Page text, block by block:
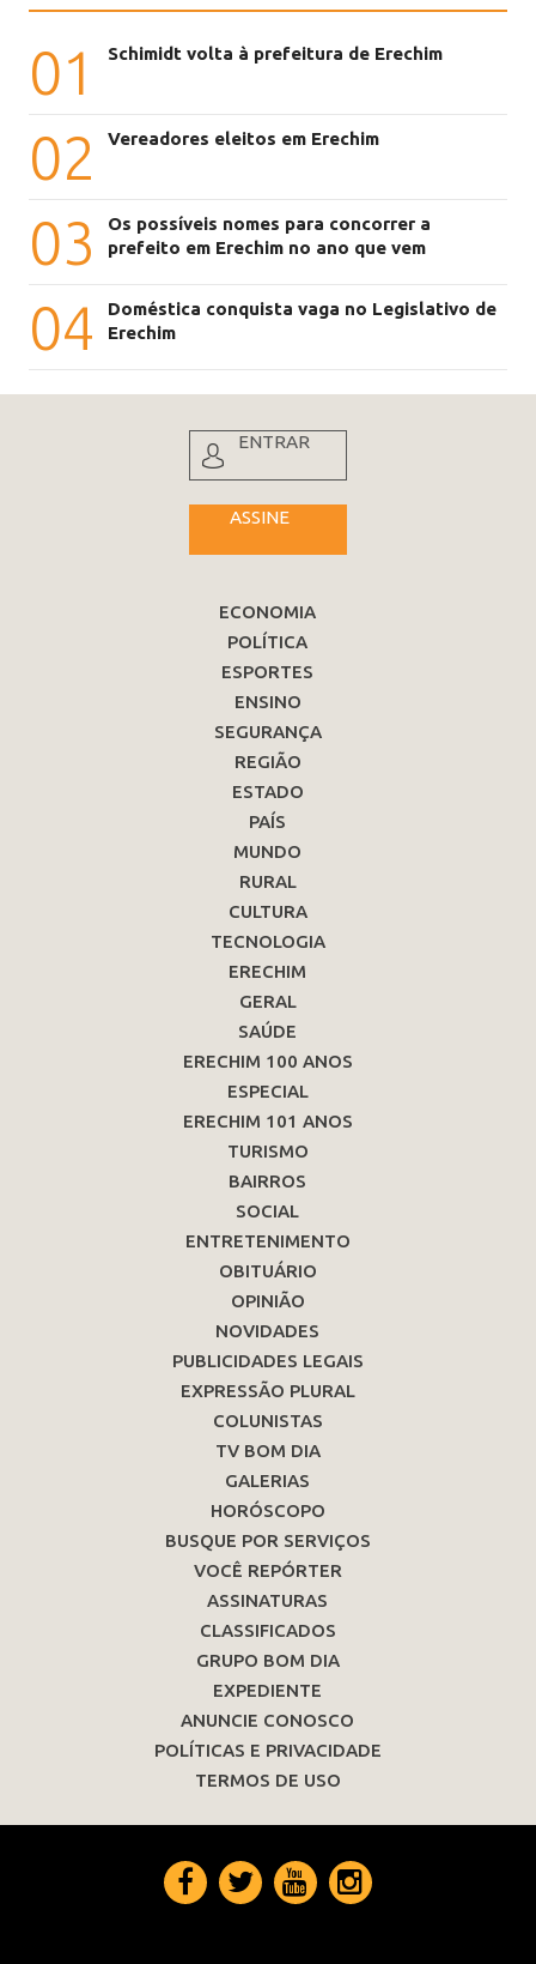
01 Schimidt volta à prefeitura de Erechim
02 Vereadores eleitos em Erechim
03
Os possíveis nomes para concorrer a
prefeito em Erechim no ano que vem
04
Doméstica conquista vaga no Legislativo de
Erechim
ENTRAR
ASSINE
ECONOMIA
POLÍTICA
ESPORTES
ENSINO
SEGURANÇA
REGIÃO
ESTADO
PAÍS
MUNDO
RURAL
CULTURA
TECNOLOGIA
ERECHIM
GERAL
SAÚDE
ERECHIM 100 ANOS
ESPECIAL
ERECHIM 101 ANOS
TURISMO
BAIRROS
SOCIAL
ENTRETENIMENTO
OBITUÁRIO
OPINIÃO
NOVIDADES
PUBLICIDADES LEGAIS
EXPRESSÃO PLURAL
COLUNISTAS
TV BOM DIA
GALERIAS
HORÓSCOPO
BUSQUE POR SERVIÇOS
VOCÊ REPÓRTER
ASSINATURAS
CLASSIFICADOS
GRUPO BOM DIA
EXPEDIENTE
ANUNCIE CONOSCO
POLÍTICAS E PRIVACIDADE
TERMOS DE USO